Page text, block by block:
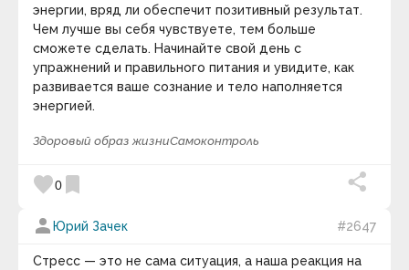
энергии, вряд ли обеспечит позитивный результат.
Чем лучше вы себя чувствуете, тем больше
сможете сделать. Начинайте свой день с
упражнений и правильного питания и увидите, как
развивается ваше сознание и тело наполняется
энергией.
Здоровый образ жизниСамоконтроль
favorite0 bookmark
person Юрий Зачек #2647
Стресс — это не сама ситуация, а наша реакция на